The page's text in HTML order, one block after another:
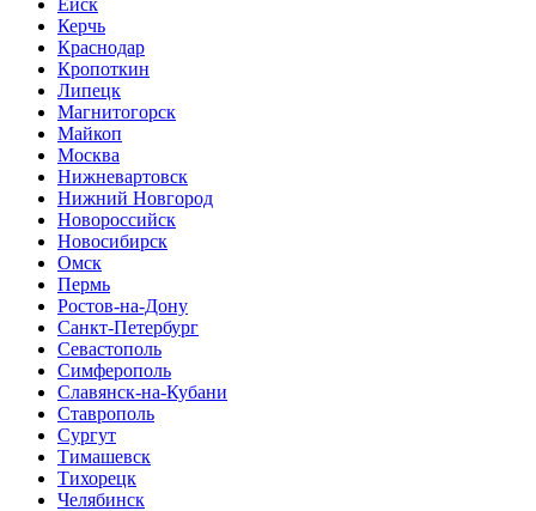
Ейск
Керчь
Краснодар
Кропоткин
Липецк
Магнитогорск
Майкоп
Москва
Нижневартовск
Нижний Новгород
Новороссийск
Новосибирск
Омск
Пермь
Ростов-на-Дону
Санкт-Петербург
Севастополь
Симферополь
Славянск-на-Кубани
Ставрополь
Сургут
Тимашевск
Тихорецк
Челябинск